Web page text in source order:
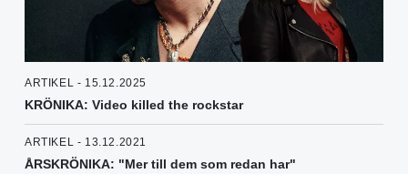
ARTIKEL - 15.12.2025
KRÖNIKA: Video killed the rockstar
ARTIKEL - 13.12.2021
ÅRSKRÖNIKA: "Mer till dem som redan har"